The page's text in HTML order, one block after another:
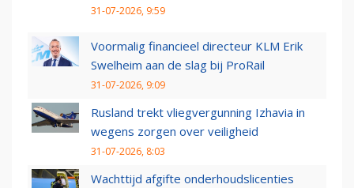
31-07-2026, 9:59
Voormalig financieel directeur KLM Erik
Swelheim aan de slag bij ProRail
31-07-2026, 9:09
Rusland trekt vliegvergunning Izhavia in
wegens zorgen over veiligheid
31-07-2026, 8:03
Wachttijd afgifte onderhoudslicenties